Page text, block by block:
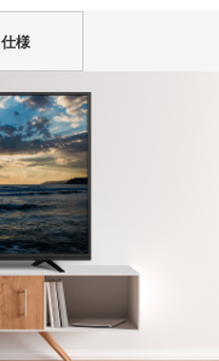
仕様